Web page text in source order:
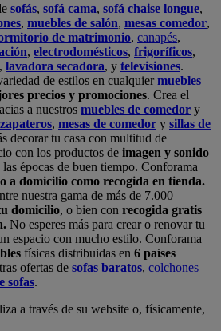
sofás, sofá cama, sofá chaise longue,
, muebles de salón, mesas comedor,
de matrimonio, canapés,
, electrodomésticos, frigoríficos,
, lavadora secadora, y televisiones.
de estilos en cualquiermuebles
precios y promociones. Crea el
a nuestros muebles de comedor y
zapateros, mesas de comedor y sillas de
decorar tu casa con multitud de
con los productos de imagen y sonido
las épocas de buen tiempo. Conforama
a domicilio como recogida en tienda.
nuestra gama de más de 7.000
domicilio, o bien con recogida gratis
No esperes más para crear o renovar tu
espacio con mucho estilo. Conforama
físicas distribuidas en 6 países
ofertas de sofas baratos, colchones
sofas.
a través de su website o, físicamente,